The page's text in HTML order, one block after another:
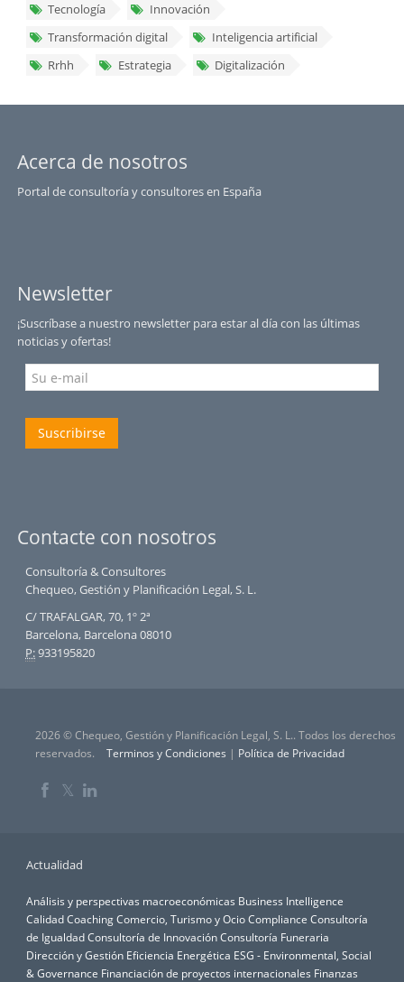
Tecnología
Innovación
Transformación digital
Inteligencia artificial
Rrhh
Estrategia Digitalización
Acerca de nosotros
Portal de consultoría y consultores en España
Newsletter
¡Suscríbase a nuestro newsletter para estar al día con las últimas
noticias y ofertas!
Suscribirse
Contacte con nosotros
Consultoría & Consultores
Chequeo, Gestión y Planificación Legal, S. L.
C/ TRAFALGAR, 70, 1º 2ª
Barcelona, Barcelona 08010
P:933195820
2026 © Chequeo, Gestión y Planificación Legal, S. L.. Todos los derechos
reservados.
Terminos y Condiciones | Política de Privacidad
𝕏
Actualidad
Análisis y perspectivas macroeconómicas Business Intelligence
CalidadCoachingComercio, Turismo y OcioCompliance Consultoría
de IgualdadConsultoría de InnovaciónConsultoría Funeraria
Dirección y Gestión Eficiencia Energética ESG - Environmental, Social
& Governance Financiación de proyectos internacionales Finanzas